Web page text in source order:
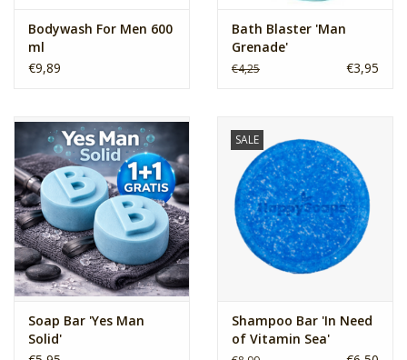
Bodywash For Men 600
ml
€9,89
Bath Blaster 'Man
Grenade'
€4,25 €3,95
Soap Bar 'Yes Man
Solid'
SALE
Shampoo Bar 'In Need
of Vitamin Sea'